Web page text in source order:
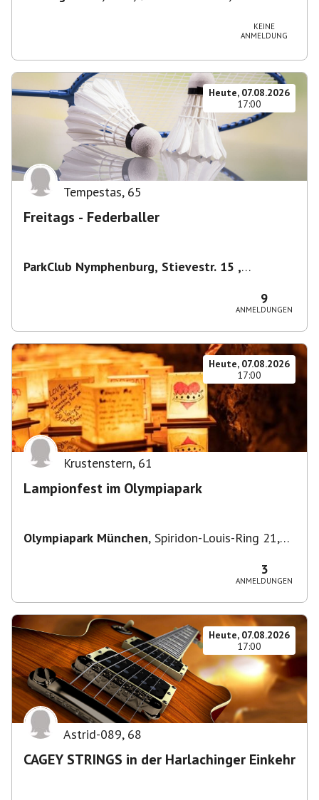
KEINE
ANMELDUNG
Heute, 07.08.2026
17:00
Tempestas, 65
Freitags - Federballer
ParkClub Nymphenburg, Stievestr. 15 ,
9
ANMELDUNGEN
Heute, 07.08.2026
17:00
Krustenstern, 61
Lampionfest im Olympiapark
Olympiapark München, Spiridon-Louis-Ring 21,
3
ANMELDUNGEN
Heute, 07.08.2026
17:00
Astrid-089, 68
CAGEY STRINGS in der Harlachinger Einkehr